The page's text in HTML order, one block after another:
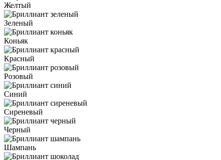
Желтый
Зеленый
Коньяк
Красный
Розовый
Синий
Сиреневый
Черный
Шампань